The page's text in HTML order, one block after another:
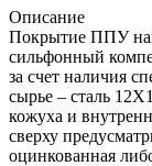
Описание
Покрытие ППУ
сильфонный
за счет наличия
сырье – сталь
кожуха и
сверху
оцинкованная